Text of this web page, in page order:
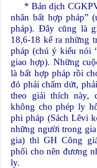
* Bản dịch CGKPV
nhân bất hợp pháp”
pháp). Đây cũng là
18,6-18 kể ra những
pháp (chú ý kiểu nói
giao hợp). Những
là bất hợp pháp rồi
đó phải chấm dứt,
theo giải thích này,
không cho phép ly
phi pháp (Sách Lêvi
những người trong
gia) thì GH Công
phối cho nên đương
ly.